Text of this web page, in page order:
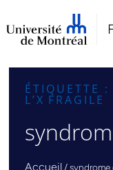
ÉTIQUETTE :
L’X FRAGILE
Accueil /syndrome